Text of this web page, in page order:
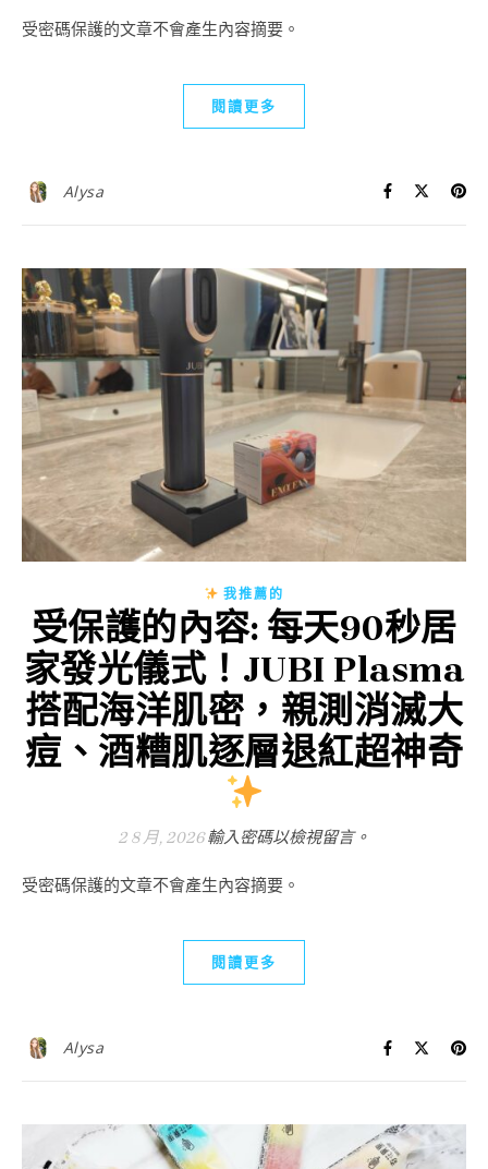
受密碼保護的文章不會產生內容摘要。
閱讀更多
Alysa
我推薦的
受保護的內容: 每天90秒居
家發光儀式！JUBI Plasma
搭配海洋肌密，親測消滅大
痘、酒糟肌逐層退紅超神奇
2 8 月, 2026 輸入密碼以檢視留言。
受密碼保護的文章不會產生內容摘要。
閱讀更多
Alysa